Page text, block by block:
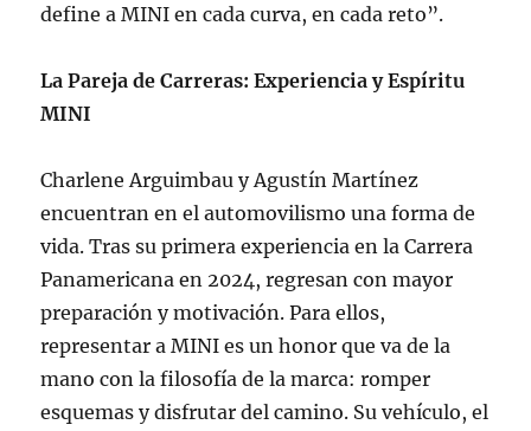
define a MINI en cada curva, en cada reto”.
La Pareja de Carreras: Experiencia y Espíritu
MINI
Charlene Arguimbau y Agustín Martínez
encuentran en el automovilismo una forma de
vida. Tras su primera experiencia en la Carrera
Panamericana en 2024, regresan con mayor
preparación y motivación. Para ellos,
representar a MINI es un honor que va de la
mano con la filosofía de la marca: romper
esquemas y disfrutar del camino. Su vehículo, el